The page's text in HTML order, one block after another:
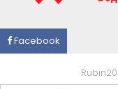
Facebook